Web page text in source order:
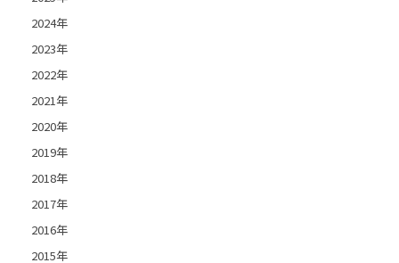
2024年
2023年
2022年
2021年
2020年
2019年
2018年
2017年
2016年
2015年